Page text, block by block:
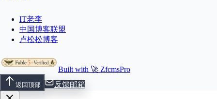
IT老李
中国博客联盟
卢松松博客
Built with 🚀 ZfcmsPro
返回顶部 反馈邮箱